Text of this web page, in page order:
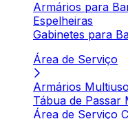
Armários para
Espelheiras
Gabinetes para
Área de Serviço
Armários
Tábua de Passar
Área de Serviço